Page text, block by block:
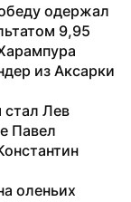
одержал
9,95
из Аксарки
стал Лев
Павел
оленьих